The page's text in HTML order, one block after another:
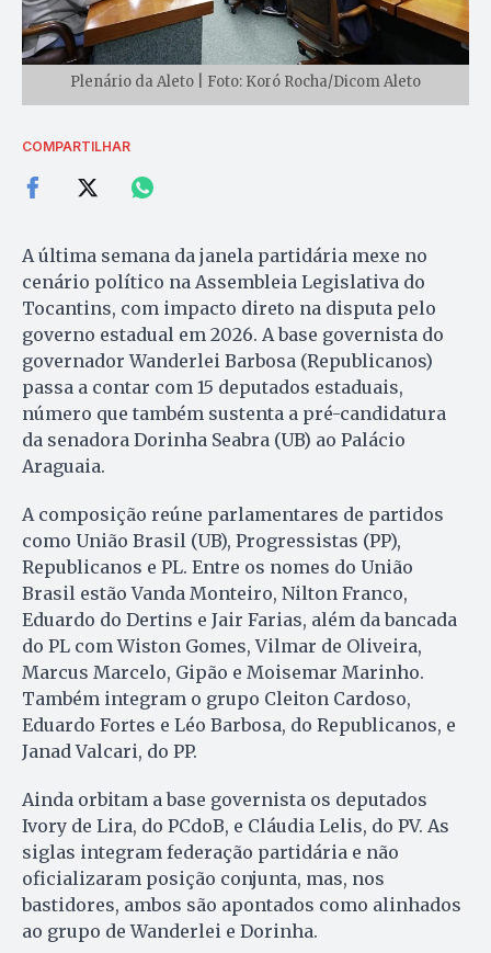
Plenário da Aleto | Foto: Koró Rocha/Dicom Aleto
COMPARTILHAR
A última semana da janela partidária mexe no
cenário político na Assembleia Legislativa do
Tocantins, com impacto direto na disputa pelo
governo estadual em 2026. A base governista do
governador Wanderlei Barbosa (Republicanos)
passa a contar com 15 deputados estaduais,
número que também sustenta a pré-candidatura
da senadora Dorinha Seabra (UB) ao Palácio
Araguaia.
A composição reúne parlamentares de partidos
como União Brasil (UB), Progressistas (PP),
Republicanos e PL. Entre os nomes do União
Brasil estão Vanda Monteiro, Nilton Franco,
Eduardo do Dertins e Jair Farias, além da bancada
do PL com Wiston Gomes, Vilmar de Oliveira,
Marcus Marcelo, Gipão e Moisemar Marinho.
Também integram o grupo Cleiton Cardoso,
Eduardo Fortes e Léo Barbosa, do Republicanos, e
Janad Valcari, do PP.
Ainda orbitam a base governista os deputados
Ivory de Lira, do PCdoB, e Cláudia Lelis, do PV. As
siglas integram federação partidária e não
oficializaram posição conjunta, mas, nos
bastidores, ambos são apontados como alinhados
ao grupo de Wanderlei e Dorinha.